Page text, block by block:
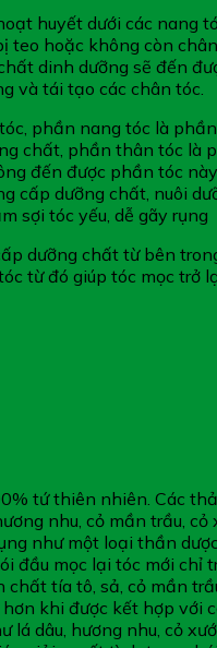
huyết dưới các nang
teo hoặc không còn
dinh dưỡng sẽ đến
và tái tạo các chân tóc.
phần nang tóc là phần
chất, phần thân tóc là
đến được phần tóc
cấp dưỡng chất, nuôi
sợi tóc yếu, dễ gãy rụng
dưỡng chất từ bên
từ đó giúp tóc mọc trở
tứ thiên nhiên. Các
nhu, cỏ mần trầu, cỏ
như một loại thần
đầu mọc lại tóc mới chỉ
chất tía tô, sả, cỏ mần
khi được kết hợp với
lá dâu, hương nhu, cỏ